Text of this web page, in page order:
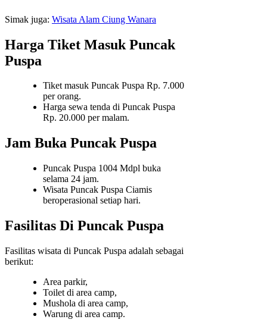
Simak juga: Wisata Alam Ciung Wanara
Harga Tiket Masuk Puncak
Puspa
Tiket masuk Puncak Puspa Rp. 7.000
per orang.
Harga sewa tenda di Puncak Puspa
Rp. 20.000 per malam.
Jam Buka Puncak Puspa
Puncak Puspa 1004 Mdpl buka
selama 24 jam.
Wisata Puncak Puspa Ciamis
beroperasional setiap hari.
Fasilitas Di Puncak Puspa
Fasilitas wisata di Puncak Puspa adalah sebagai
berikut:
Area parkir,
Toilet di area camp,
Mushola di area camp,
Warung di area camp.